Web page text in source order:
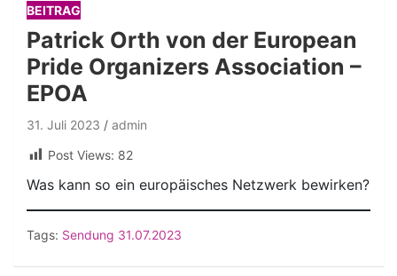
BEITRAG
Patrick Orth von der European
Pride Organizers Association –
EPOA
31. Juli 2023
admin
Post Views: 82
Was kann so ein europäisches Netzwerk bewirken?
Tags: Sendung 31.07.2023